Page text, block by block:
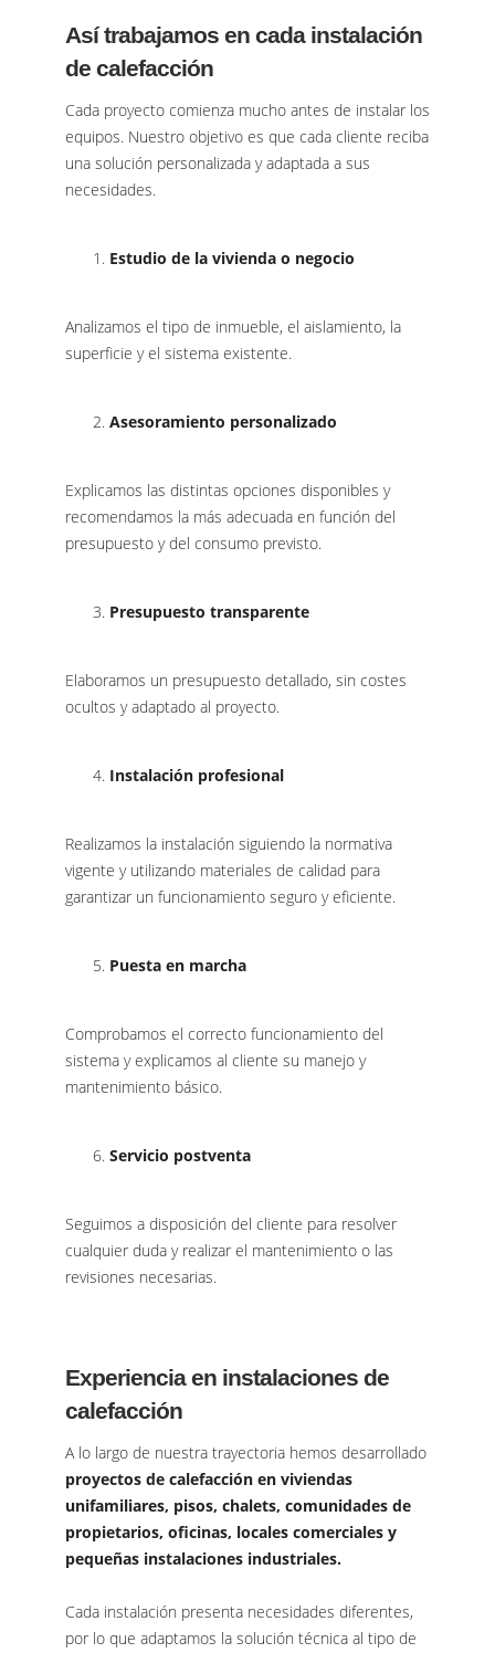
Así trabajamos en cada instalación
de calefacción
Cada proyecto comienza mucho antes de instalar los
equipos. Nuestro objetivo es que cada cliente reciba
una solución personalizada y adaptada a sus
necesidades.
Estudio de la vivienda o negocio
Analizamos el tipo de inmueble, el aislamiento, la
superficie y el sistema existente.
Asesoramiento personalizado
Explicamos las distintas opciones disponibles y
recomendamos la más adecuada en función del
presupuesto y del consumo previsto.
Presupuesto transparente
Elaboramos un presupuesto detallado, sin costes
ocultos y adaptado al proyecto.
Instalación profesional
Realizamos la instalación siguiendo la normativa
vigente y utilizando materiales de calidad para
garantizar un funcionamiento seguro y eficiente.
Puesta en marcha
Comprobamos el correcto funcionamiento del
sistema y explicamos al cliente su manejo y
mantenimiento básico.
Servicio postventa
Seguimos a disposición del cliente para resolver
cualquier duda y realizar el mantenimiento o las
revisiones necesarias.
Experiencia en instalaciones de
calefacción
A lo largo de nuestra trayectoria hemos desarrollado
proyectos de calefacción en viviendas
unifamiliares, pisos, chalets, comunidades de
propietarios, oficinas, locales comerciales y
pequeñas instalaciones industriales.
Cada instalación presenta necesidades diferentes,
por lo que adaptamos la solución técnica al tipo de